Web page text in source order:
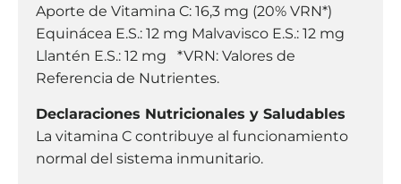
Aporte de Vitamina C: 16,3 mg (20% VRN*)
Equinácea E.S.: 12 mg Malvavisco E.S.: 12 mg
Llantén E.S.: 12 mg *VRN: Valores de
Referencia de Nutrientes.
Declaraciones Nutricionales y Saludables
La vitamina C contribuye al funcionamiento
normal del sistema inmunitario.